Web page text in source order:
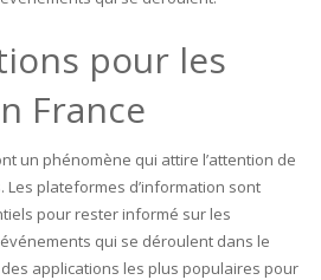
pour les
France
un phénomène qui attire l’attention de
plateformes d’information sont
pour rester informé sur les
qui se déroulent dans le
applications les plus populaires pour